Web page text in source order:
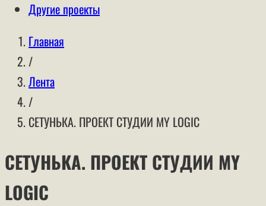
Другие проекты
Главная
/
Лента
/
СЕТУНЬКА. ПРОЕКТ СТУДИИ MY LOGIC
СЕТУНЬКА. ПРОЕКТ СТУДИИ MY
LOGIC